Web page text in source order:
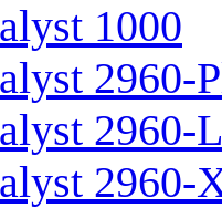
1000
2960-
2960-L
2960-